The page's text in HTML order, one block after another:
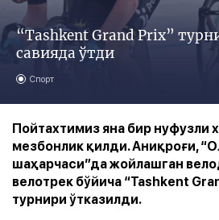
“Tashkent Grand Prix”
савияда ўтди
Спорт
Пойтахтимиз яна бир нуфузли
мезбонлик қилди. Аниқроғи,
шаҳарчаси”да жойлашган
велотрек бўйича “Tashkent
турнири ўтказилди.